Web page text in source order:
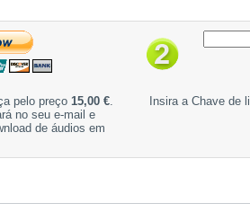
pelo preço 15,00 €.
no seu e-mail e
de áudios em
Insira a Chave de